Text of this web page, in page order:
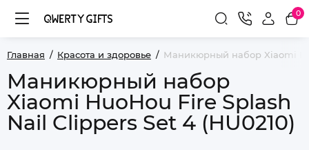
0
Главная Красота и здоровье Маникюрный набор Xiaomi
Маникюрный набор
Xiaomi HuoHou Fire Splash
Nail Clippers Set 4 (HU0210)